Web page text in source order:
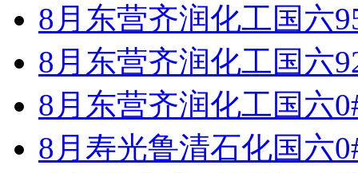
8月东营齐润化工国六
8月东营齐润化工国六
8月东营齐润化工国六
8月寿光鲁清石化国六